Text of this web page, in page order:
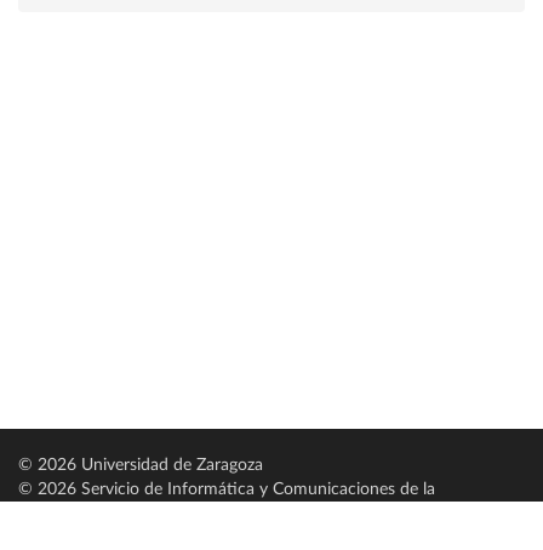
© 2026 Universidad de Zaragoza
© 2026 Servicio de Informática y Comunicaciones de la